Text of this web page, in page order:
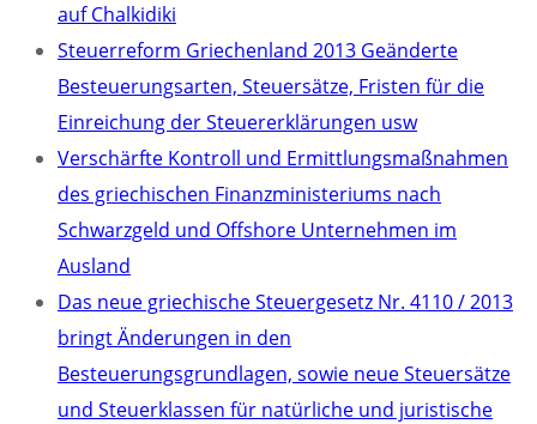
auf Chalkidiki
Steuerreform Griechenland 2013 Geänderte
Besteuerungsarten, Steuersätze, Fristen für die
Einreichung der Steuererklärungen usw
Verschärfte Kontroll und Ermittlungsmaßnahmen
des griechischen Finanzministeriums nach
Schwarzgeld und Offshore Unternehmen im
Ausland
Das neue griechische Steuergesetz Nr. 4110 / 2013
bringt Änderungen in den
Besteuerungsgrundlagen, sowie neue Steuersätze
und Steuerklassen für natürliche und juristische